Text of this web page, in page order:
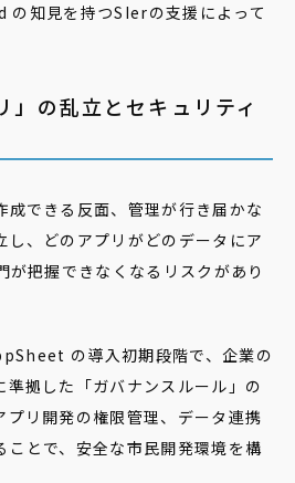
知見を持つSIerの支援によって
」の乱立とセキュリティ
成できる反面、管理が行き届かな
し、どのアプリがどのデータにア
把握できなくなるリスクがあり
の導入初期段階で、企業の
拠した「ガバナンスルール」の
プリ開発の権限管理、データ連携
ことで、安全な市民開発環境を構